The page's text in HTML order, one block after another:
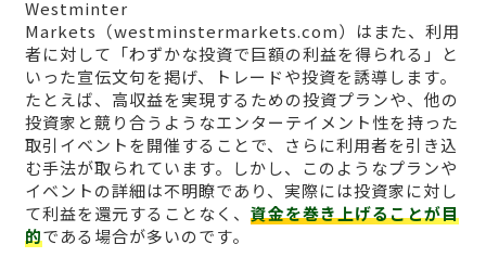
Westminter
Markets（westminstermarkets.com）はまた、利用
者に対して「わずかな投資で巨額の利益を得られる」と
いった宣伝文句を掲げ、トレードや投資を誘導します。
たとえば、高収益を実現するための投資プランや、他の
投資家と競り合うようなエンターテイメント性を持った
取引イベントを開催することで、さらに利用者を引き込
む手法が取られています。しかし、このようなプランや
イベントの詳細は不明瞭であり、実際には投資家に対し
て利益を還元することなく、 資金を巻き上げることが目
的である場合が多いのです。